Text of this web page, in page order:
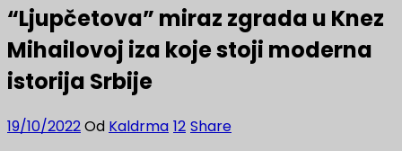
“Ljupčetova” miraz zgrada u Knez
Mihailovoj iza koje stoji moderna
istorija Srbije
19/10/2022Od Kaldrma 12 Share